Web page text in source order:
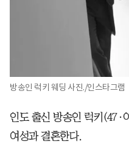
방송인 럭키 웨딩 사진./인스타그램
인도 출신 방송인 럭키(47·
여성과 결혼한다.